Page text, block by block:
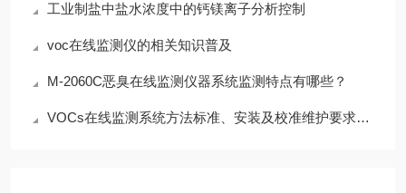
工业制盐中盐水浓度中的钙镁离子分析控制
voc在线监测仪的相关知识普及
M-2060C恶臭在线监测仪器系统监测特点有哪些？
VOCs在线监测系统方法标准、安装及校准维护要求如何？